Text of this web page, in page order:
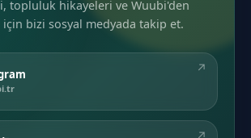
topluluk hikayeleri ve Wuubi'den
bizi sosyal medyada takip et.
↗